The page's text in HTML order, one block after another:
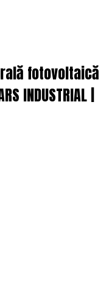
fotovoltaică
INDUSTRIAL |